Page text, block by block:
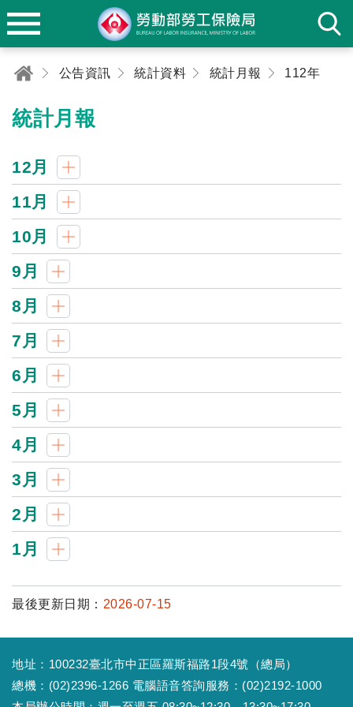
公告資訊 統計資料 統計月報 112年
統計月報
12月
11月
10月
9月
8月
7月
6月
5月
4月
3月
2月
1月
最後更新日期： 2026-07-15
地址：100232臺北市中正區羅斯福路1段4號（總局）
總機：(02)2396-1266 電腦語音答詢服務：(02)2192-1000